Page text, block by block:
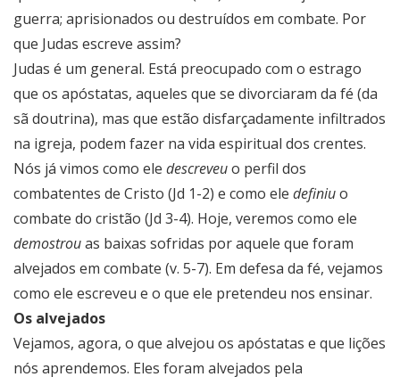
guerra; aprisionados ou destruídos em combate. Por
que Judas escreve assim?
Judas é um general. Está preocupado com o estrago
que os apóstatas, aqueles que se divorciaram da fé (da
sã doutrina), mas que estão disfarçadamente infiltrados
na igreja, podem fazer na vida espiritual dos crentes.
Nós já vimos como ele descreveuo perfil dos
combatentes de Cristo (Jd 1-2) e como ele definiuo
combate do cristão (Jd 3-4). Hoje, veremos como ele
demostrouas baixas sofridas por aquele que foram
alvejados em combate (v. 5-7). Em defesa da fé, vejamos
como ele escreveu e o que ele pretendeu nos ensinar.
Os alvejados
Vejamos, agora, o que alvejou os apóstatas e que lições
nós aprendemos. Eles foram alvejados pela